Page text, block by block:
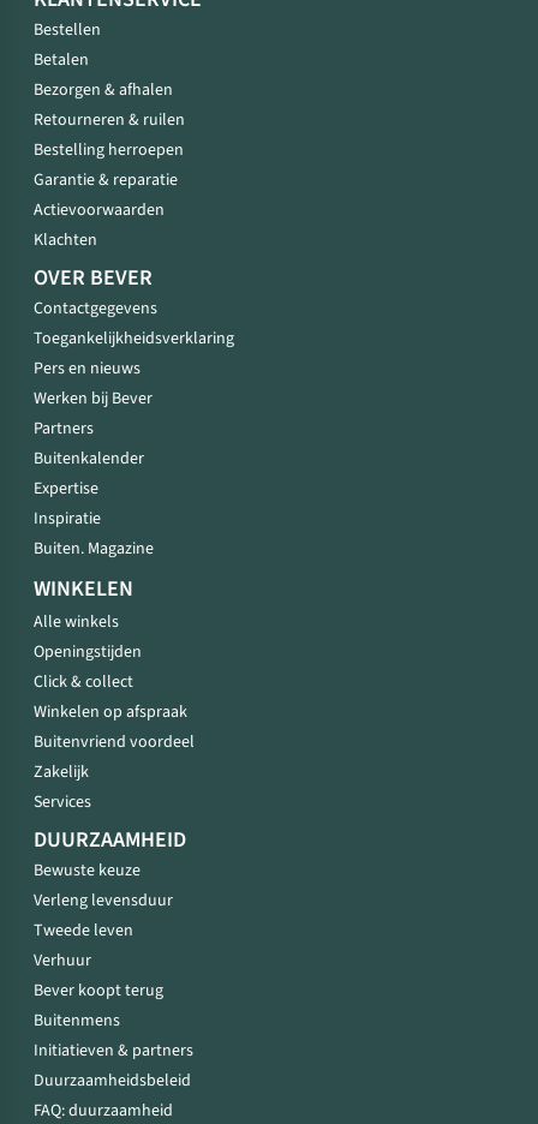
Bestellen
Betalen
Bezorgen & afhalen
Retourneren & ruilen
Bestelling herroepen
Garantie & reparatie
Actievoorwaarden
Klachten
OVER BEVER
Contactgegevens
Toegankelijkheidsverklaring
Pers en nieuws
Werken bij Bever
Partners
Buitenkalender
Expertise
Inspiratie
Buiten. Magazine
WINKELEN
Alle winkels
Openingstijden
Click & collect
Winkelen op afspraak
Buitenvriend voordeel
Zakelijk
Services
DUURZAAMHEID
Bewuste keuze
Verleng levensduur
Tweede leven
Verhuur
Bever koopt terug
Buitenmens
Initiatieven & partners
Duurzaamheidsbeleid
FAQ: duurzaamheid